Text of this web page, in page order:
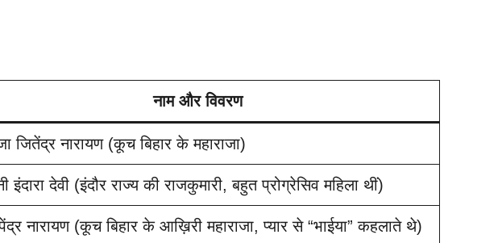
नाम और विवरण
जितेंद्र नारायण (कूच बिहार के महाराजा)
इंदारा देवी (इंदौर राज्य की राजकुमारी, बहुत प्रोग्रेसिव महिला थीं)
नारायण (कूच बिहार के आख़िरी महाराजा, प्यार से “भाईया” कहलाते थे)